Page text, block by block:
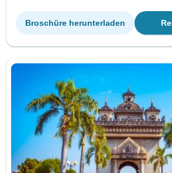
Broschüre herunterladen